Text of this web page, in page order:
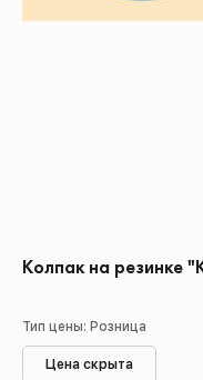
Колпак на резинке
Тип цены: Розница
Цена скрыта